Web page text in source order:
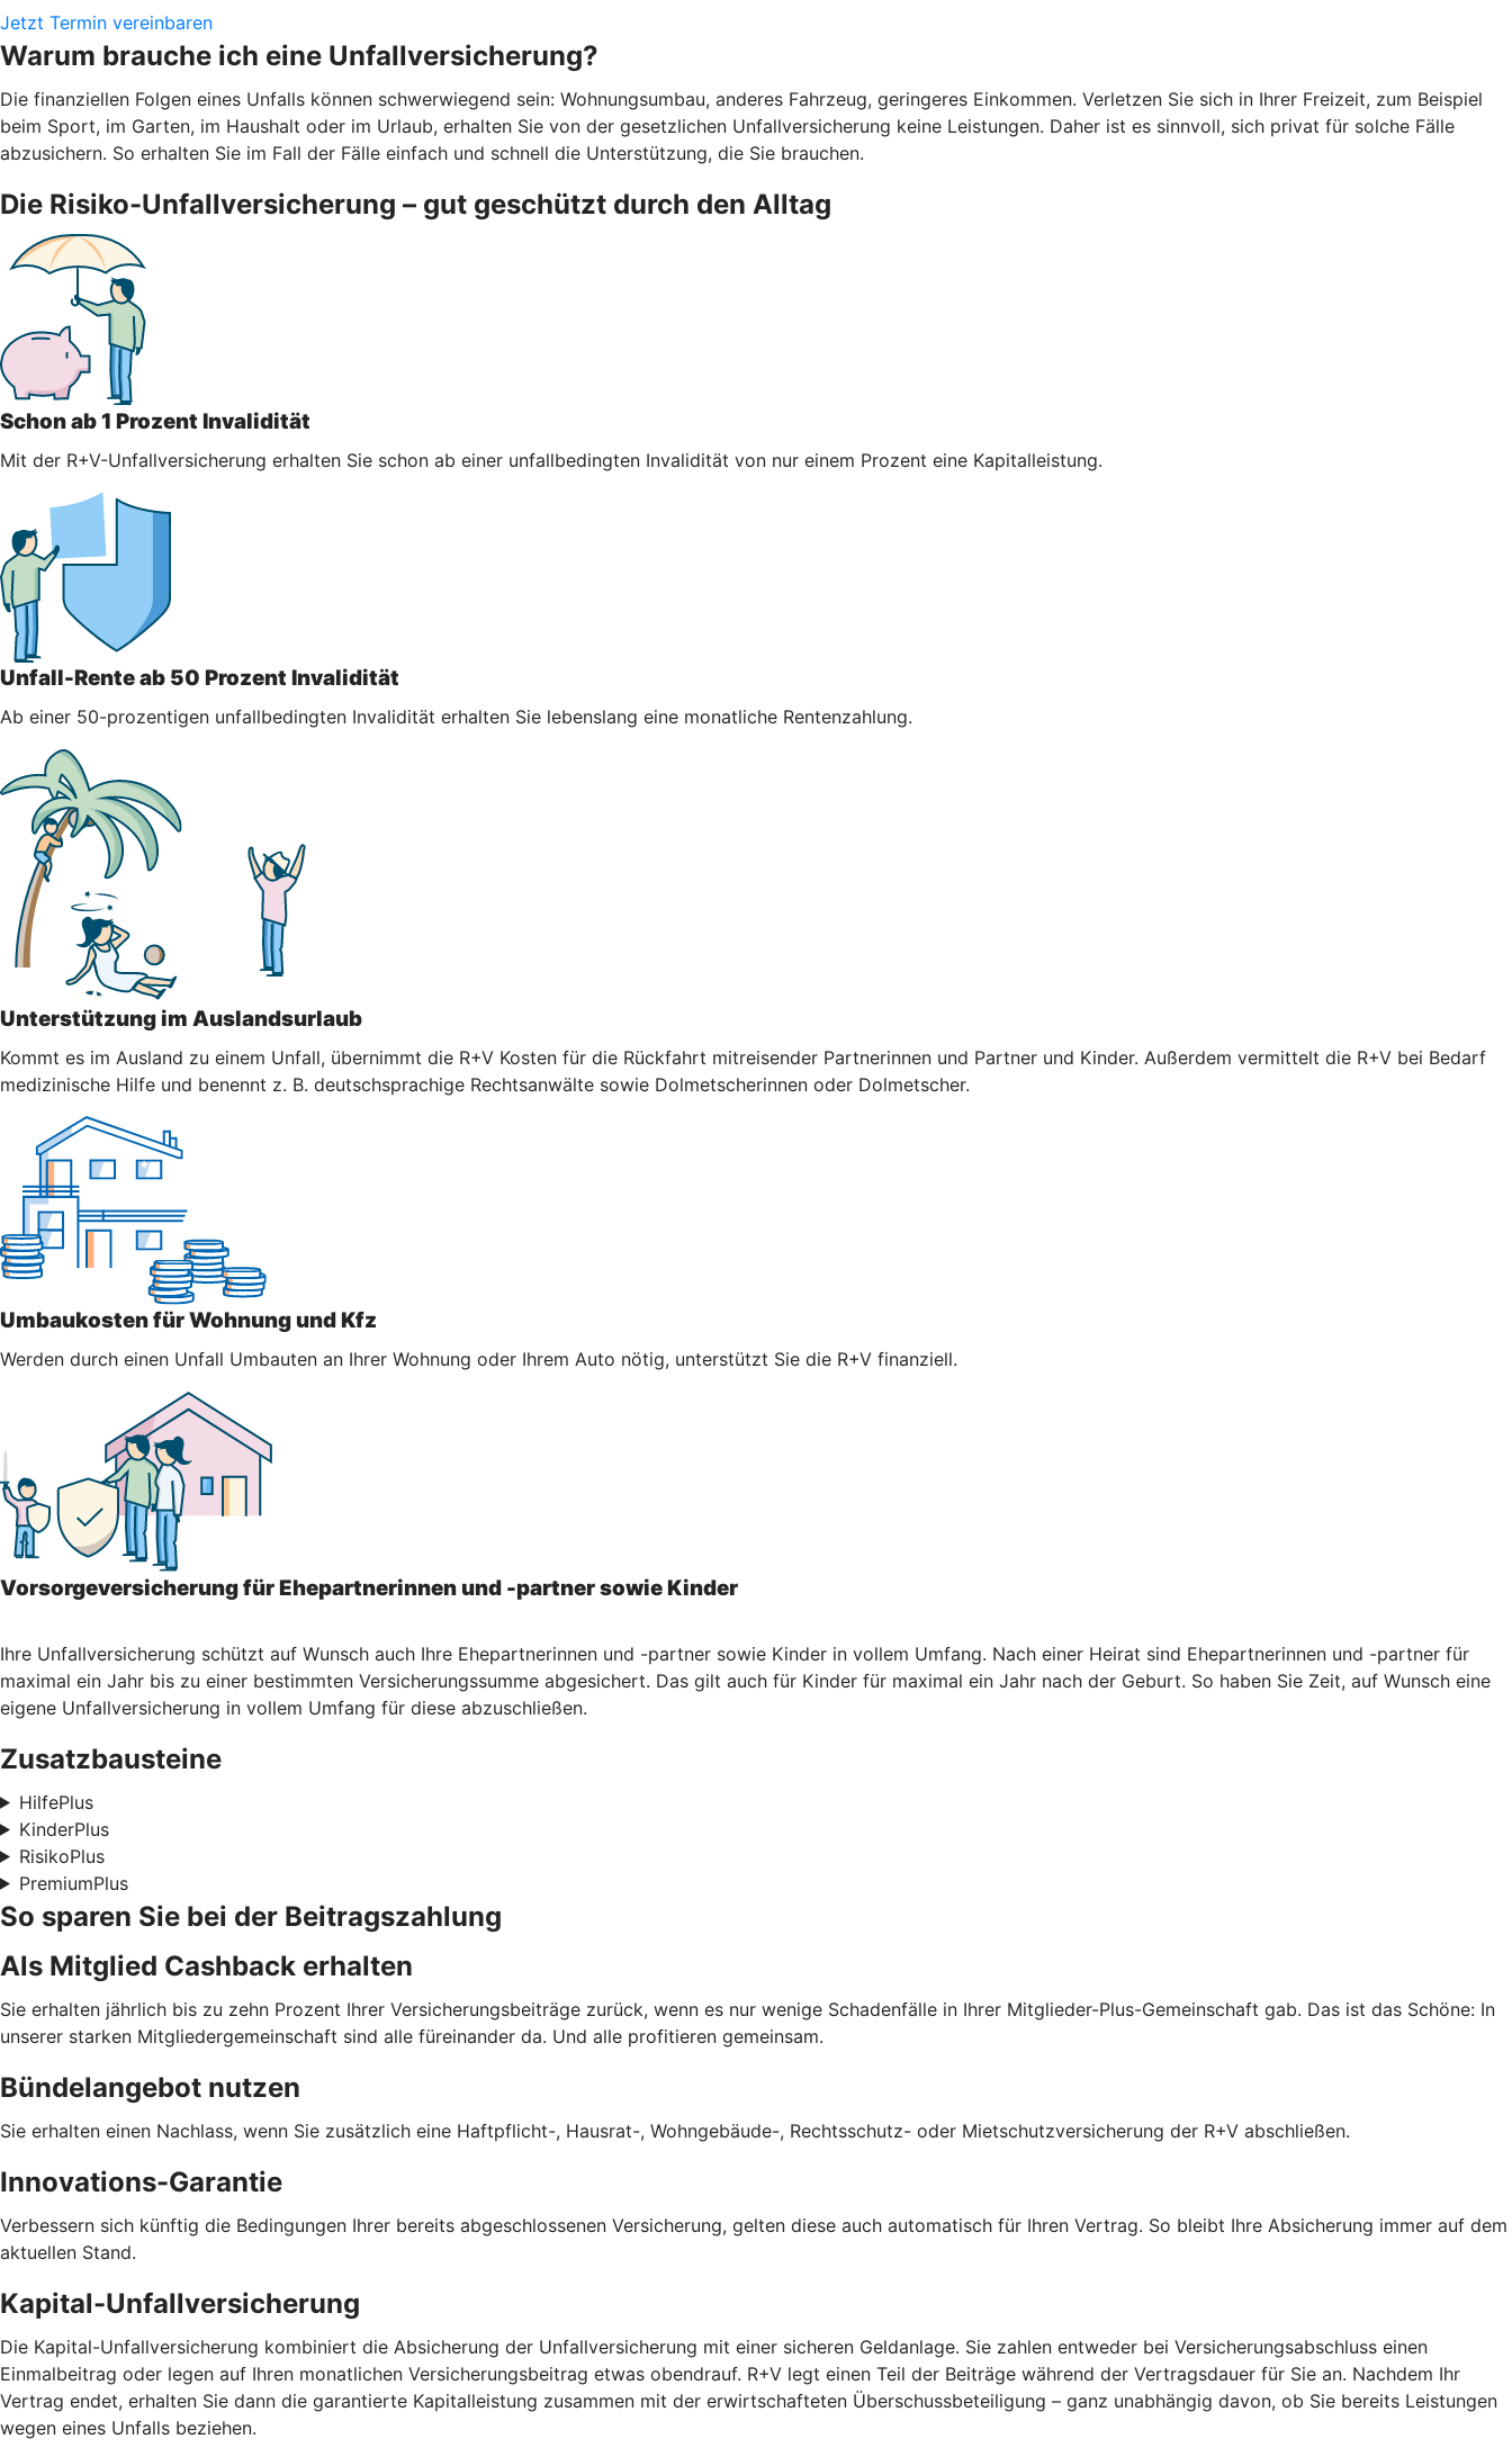
Jetzt Termin vereinbaren
Warum brauche ich eine Unfallversicherung?
Die finanziellen Folgen eines Unfalls können schwerwiegend sein: Wohnungsumbau, anderes Fahrzeug, geringeres Einkommen. Verletzen Sie sich in Ihrer Freizeit, zum Beispiel
beim Sport, im Garten, im Haushalt oder im Urlaub, erhalten Sie von der gesetzlichen Unfallversicherung keine Leistungen. Daher ist es sinnvoll, sich privat für solche Fälle
abzusichern. So erhalten Sie im Fall der Fälle einfach und schnell die Unterstützung, die Sie brauchen.
Die Risiko-Unfallversicherung – gut geschützt durch den Alltag
Schon ab 1 Prozent Invalidität
Mit der R+V-Unfallversicherung erhalten Sie schon ab einer unfallbedingten Invalidität von nur einem Prozent eine Kapitalleistung.
Unfall-Rente ab 50 Prozent Invalidität
Ab einer 50-prozentigen unfallbedingten Invalidität erhalten Sie lebenslang eine monatliche Rentenzahlung.
Unterstützung im Auslandsurlaub
Kommt es im Ausland zu einem Unfall, übernimmt die R+V Kosten für die Rückfahrt mitreisender Partnerinnen und Partner und Kinder. Außerdem vermittelt die R+V bei Bedarf
medizinische Hilfe und benennt z. B. deutschsprachige Rechtsanwälte sowie Dolmetscherinnen oder Dolmetscher.
Umbaukosten für Wohnung und Kfz
Werden durch einen Unfall Umbauten an Ihrer Wohnung oder Ihrem Auto nötig, unterstützt Sie die R+V finanziell.
Vorsorgeversicherung für Ehepartnerinnen und -partner sowie Kinder
Ihre Unfallversicherung schützt auf Wunsch auch Ihre Ehepartnerinnen und -partner sowie Kinder in vollem Umfang. Nach einer Heirat sind Ehepartnerinnen und -partner für
maximal ein Jahr bis zu einer bestimmten Versicherungssumme abgesichert. Das gilt auch für Kinder für maximal ein Jahr nach der Geburt. So haben Sie Zeit, auf Wunsch eine
eigene Unfallversicherung in vollem Umfang für diese abzuschließen.
Zusatzbausteine
HilfePlus
KinderPlus
RisikoPlus
PremiumPlus
So sparen Sie bei der Beitragszahlung
Als Mitglied Cashback erhalten
Sie erhalten jährlich bis zu zehn Prozent Ihrer Versicherungsbeiträge zurück, wenn es nur wenige Schadenfälle in Ihrer Mitglieder-Plus-Gemeinschaft gab. Das ist das Schöne: In
unserer starken Mitgliedergemeinschaft sind alle füreinander da. Und alle profitieren gemeinsam.
Bündelangebot nutzen
Sie erhalten einen Nachlass, wenn Sie zusätzlich eine Haftpflicht-, Hausrat-, Wohngebäude-, Rechtsschutz- oder Mietschutzversicherung der R+V abschließen.
Innovations-Garantie
Verbessern sich künftig die Bedingungen Ihrer bereits abgeschlossenen Versicherung, gelten diese auch automatisch für Ihren Vertrag. So bleibt Ihre Absicherung immer auf dem
aktuellen Stand.
Kapital-Unfallversicherung
Die Kapital-Unfallversicherung kombiniert die Absicherung der Unfallversicherung mit einer sicheren Geldanlage. Sie zahlen entweder bei Versicherungsabschluss einen
Einmalbeitrag oder legen auf Ihren monatlichen Versicherungsbeitrag etwas obendrauf. R+V legt einen Teil der Beiträge während der Vertragsdauer für Sie an. Nachdem Ihr
Vertrag endet, erhalten Sie dann die garantierte Kapitalleistung zusammen mit der erwirtschafteten Überschussbeteiligung – ganz unabhängig davon, ob Sie bereits Leistungen
wegen eines Unfalls beziehen.